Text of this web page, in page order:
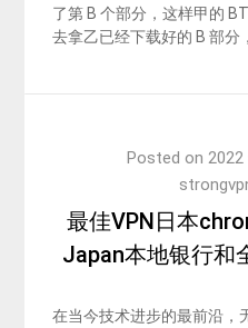
了第 B 个部分，这样甲的
去拿乙已经下载好的 B 部分
最佳VPN日本
Japan本地银行和
Posted on 2022
在当今技术进步的最前沿，